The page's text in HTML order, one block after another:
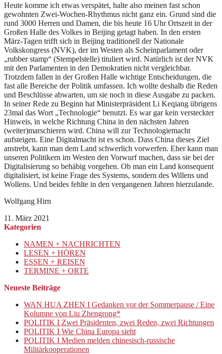
Heute komme ich etwas verspätet, halte also meinen fast schon
gewohnten Zwei-Wochen-Rhythmus nicht ganz ein. Grund sind die
rund 3000 Herren und Damen, die bis heute 16 Uhr Ortszeit in der
Großen Halle des Volkes in Beijing getagt haben. In den ersten
März-Tagen trifft sich in Beijing traditionell der Nationale
Volkskongress (NVK), der im Westen als Scheinparlament oder
„rubber stamp“ (Stempelstelle) tituliert wird. Natürlich ist der NVK
mit den Parlamenten in den Demokratien nicht vergleichbar.
Trotzdem fallen in der Großen Halle wichtige Entscheidungen, die
fast alle Bereiche der Politik umfassen. Ich wollte deshalb die Reden
und Beschlüsse abwarten, um sie noch in diese Ausgabe zu packen.
In seiner Rede zu Beginn hat Ministerpräsident Li Keqiang übrigens
23mal das Wort „Technologie“ benutzt. Es war gar kein versteckter
Hinweis, in welche Richtung China in den nächsten Jahren
(weiter)marschieren wird. China will zur Technologiemacht
aufsteigen. Eine Digitalmacht ist es schon. Dass China dieses Ziel
anstrebt, kann man dem Land schwerlich vorwerfen. Eher kann man
unseren Politikern im Westen den Vorwurf machen, dass sie bei der
Digitalisierung so behäbig vorgehen. Ob man ein Land konsequent
digitalisiert, ist keine Frage des Systems, sondern des Willens und
Wollens. Und beides fehlte in den vergangenen Jahren hierzulande.
Wolfgang Hirn
11. März 2021
Kategorien
NAMEN + NACHRICHTEN
LESEN + HÖREN
ESSEN + REISEN
TERMINE + ORTE
Neueste Beiträge
WAN HUA ZHEN I Gedanken vor der Sommerpause / Eine
Kolumne von Liu Zhengrong*
POLITIK I Zwei Präsidenten, zwei Reden, zwei Richtungen
POLITIK I Wie China Europa sieht
POLITIK I Medien melden chinesisch-russische
Militärkooperationen